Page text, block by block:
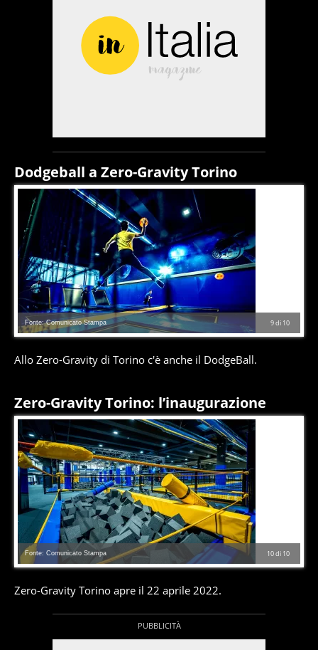
Dodgeball a Zero-Gravity Torino
9di 10
Fonte: Comunicato Stampa
Allo Zero-Gravity di Torino c'è anche il DodgeBall.
Zero-Gravity Torino: l’inaugurazione
10di 10
Fonte: Comunicato Stampa
Zero-Gravity Torino apre il 22 aprile 2022.